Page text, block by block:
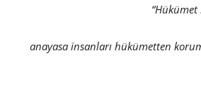
anayasa insanları hükümetten